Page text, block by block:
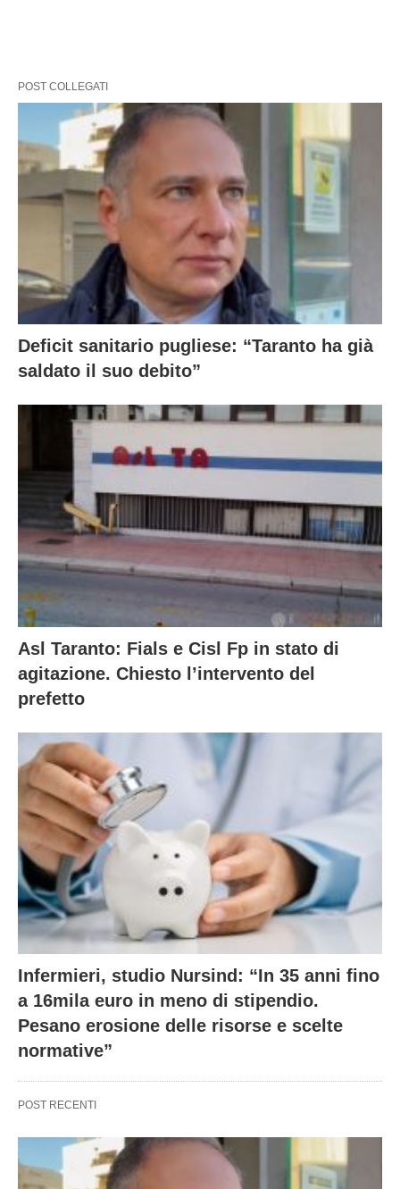
POST COLLEGATI
Deficit sanitario pugliese: “Taranto ha già
saldato il suo debito”
Asl Taranto: Fials e Cisl Fp in stato di
agitazione. Chiesto l’intervento del
prefetto
Infermieri, studio Nursind: “In 35 anni fino
a 16mila euro in meno di stipendio.
Pesano erosione delle risorse e scelte
normative”
POST RECENTI